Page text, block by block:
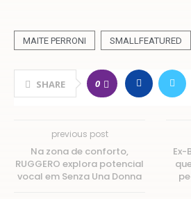
MAITE PERRONI SMALLFEATURED
SHARE 0
previous post
Na zona de conforto,
RUGGERO explora potencial
vocal em Senza Una Donna
Ex-